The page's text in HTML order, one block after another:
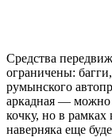
Средства
ограничены:
румынского
аркадная — можно
кочку, но в
наверняка еще